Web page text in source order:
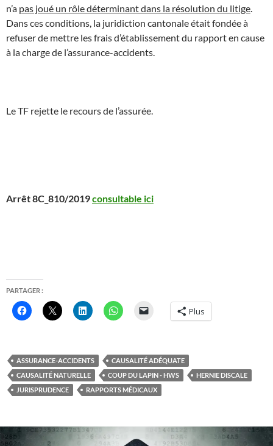
n’a pas joué un rôle déterminant dans la résolution du litige
Dans ces conditions, la juridiction cantonale était fondée à
refuser de mettre les frais d’établissement du rapport en cause
à la charge de l’assurance-accidents.
Le TF rejette le recours de l’assurée.
Arrêt 8C_810/2019consultable ici
PARTAGER :
Plus
ASSURANCE-ACCIDENTS
CAUSALITÉ ADÉQUATE
CAUSALITÉ NATURELLE
COUP DU LAPIN - HWS
HERNIE DISCALE
JURISPRUDENCE
RAPPORTS MÉDICAUX